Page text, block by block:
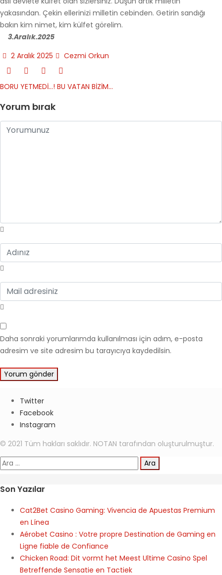
yakasından. Çekin ellerinizi milletin cebinden. Getirin sandığı
bakın kim nimet, kim külfet görelim.
3.Aralık.2025
2 Aralık 2025
Cezmi Orkun
BORU YETMEDİ…! BU VATAN BİZİM…
Yorum bırak
Daha sonraki yorumlarımda kullanılması için adım, e-posta
adresim ve site adresim bu tarayıcıya kaydedilsin.
Twitter
Facebook
Instagram
© 2021 Tüm hakları saklıdır. NOTAN tarafından oluşturulmuştur.
Arama:
Son Yazılar
Cat2Bet Casino Gaming: Vivencia de Apuestas Premium
en Línea
Aérobet Casino : Votre propre Destination de Gaming en
Ligne fiable de Confiance
Chicken Road: Dit vormt het Meest Ultime Casino Spel
Betreffende Sensatie en Tactiek